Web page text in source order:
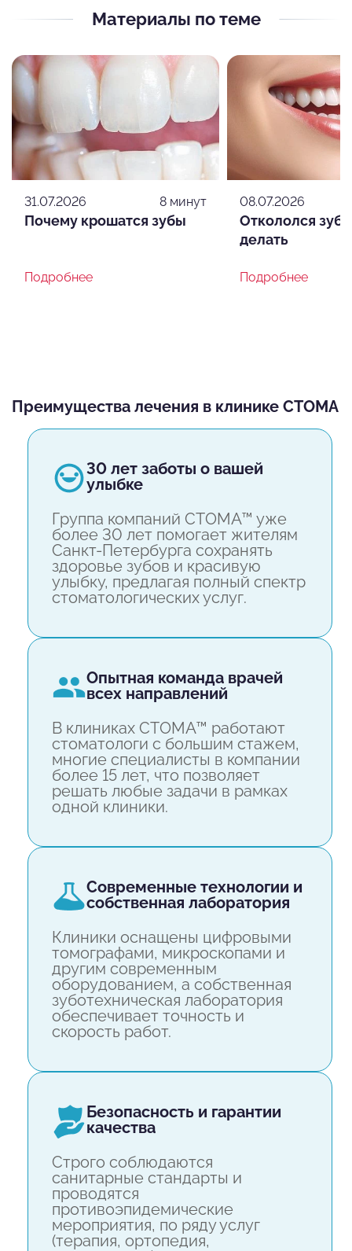
Материалы по теме
31.07.2026 8 минут
Почему крошатся зубы
Подробнее
08.07.2026
Откололся зуб:
делать
Подробнее
Преимущества лечения в клинике СТОМА
30 лет заботы о вашей
улыбке
Группа компаний СТОМА™ уже
более 30 лет помогает жителям
Санкт-Петербурга сохранять
здоровье зубов и красивую
улыбку, предлагая полный спектр
стоматологических услуг.
опытная команда врачей
всех направлений
В клиниках СТОМА™ работают
стоматологи с большим стажем,
многие специалисты в компании
более 15 лет, что позволяет
решать любые задачи в рамках
одной клиники.
современные технологии и
собственная лаборатория
Клиники оснащены цифровыми
томографами, микроскопами и
другим современным
оборудованием, а собственная
зуботехническая лаборатория
обеспечивает точность и
скорость работ.
безопасность и гарантии
качества
Строго соблюдаются
санитарные стандарты и
проводятся
противоэпидемические
мероприятия, по ряду услуг
(терапия, ортопедия,